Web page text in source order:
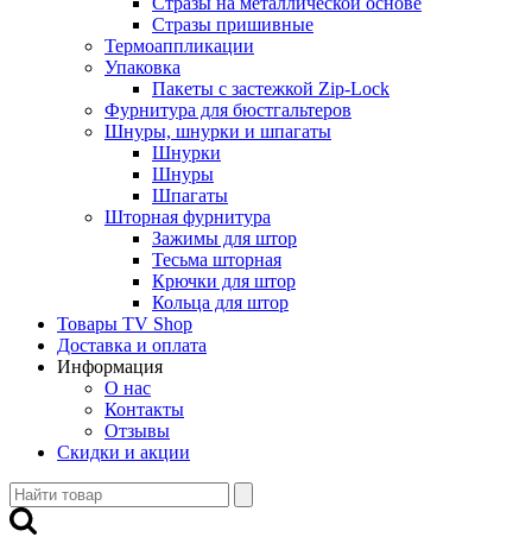
Стразы пришивные
Термоаппликации
Упаковка
Пакеты с застежкой Zip-Lock
Фурнитура для бюстгальтеров
Шнуры, шнурки и шпагаты
Шнурки
Шнуры
Шпагаты
Шторная фурнитура
Зажимы для штор
Тесьма шторная
Крючки для штор
Кольца для штор
Товары TV Shop
Доставка и оплата
Информация
О нас
Контакты
Отзывы
Скидки и акции